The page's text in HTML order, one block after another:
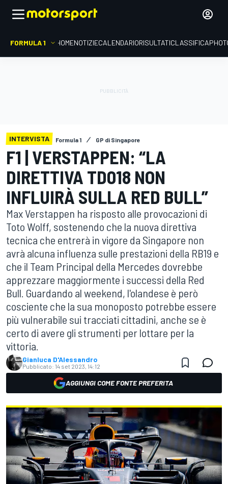
FORMULA 1 HOMENOTIZIECALENDARIORISULTATICLASSIFICA
INTERVISTA Formula 1 GP di Singapore
F1 | VERSTAPPEN: “LA
DIRETTIVA TD018 NON
INFLUIRÀ SULLA RED BULL”
Max Verstappen ha risposto alle provocazioni di
Toto Wolff, sostenendo che la nuova direttiva
tecnica che entrerà in vigore da Singapore non
avrà alcuna influenza sulle prestazioni della RB19 e
che il Team Principal della Mercedes dovrebbe
apprezzare maggiormente i successi della Red
Bull. Guardando al weekend, l'olandese è però
cosciente che la sua monoposto potrebbe essere
più vulnerabile sui tracciati cittadini, anche se è
certo di avere gli strumenti per lottare per la
vittoria.
Gianluca D'Alessandro
Pubblicato: 14 set 2023, 14:12
AGGIUNGI COME FONTE PREFERITA